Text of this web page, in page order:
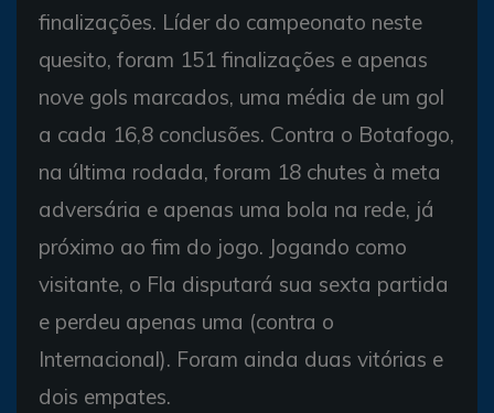
finalizações. Líder do campeonato neste
quesito, foram 151 finalizações e apenas
nove gols marcados, uma média de um gol
a cada 16,8 conclusões. Contra o Botafogo,
na última rodada, foram 18 chutes à meta
adversária e apenas uma bola na rede, já
próximo ao fim do jogo. Jogando como
visitante, o Fla disputará sua sexta partida
e perdeu apenas uma (contra o
Internacional). Foram ainda duas vitórias e
dois empates.